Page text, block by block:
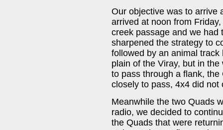
Our objective was to arrive
arrived at noon from
creek passage and we had
sharpened the strategy to
followed by an animal
plain of the Viray, but in
to pass through a flank,
closely to pass, 4x4 did not
Meanwhile the two Quads
radio, we decided to
the Quads that were